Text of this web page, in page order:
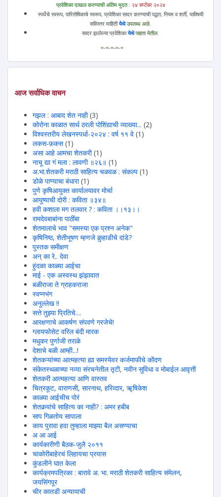
प्रवेशिका दाखल करण्याची अंतिम मुदत : २४ सप्टेंबर २०२४
स्पर्धेचे स्वरूप, पारितोषिकाचे स्वरूप, प्रवेशिका सादर करण्याची पद्धत, नियम व शर्ती, याविषयी
सविस्तर माहितीयेथेउपलब्ध आहे.
सादर झालेल्या प्रवेशिकायेथेपाहता येतील.
=-=-=-=-=
आज सर्वाधिक वाचन
गझल : आबाद शेत नाही (3)
कोरोना काळात सार्थ ठरली पोशिंद्याची व्याख्या... (2)
विश्वस्तरीय लेखनस्पर्धा-२०२४ : वर्ष ११ वे (1)
लकस-फ़कस (1)
असा आहे आमचा शेतकरी (1)
नाचू द्या गं मला : लावणी ॥२६॥ (1)
अ.भा.शेतकरी मराठी साहित्य चळवळ : संकल्प (1)
डोळे पाण्याचा बंधारा (1)
पुणे कृषिआयुक्त कार्यालयावर मोर्चा
आयुष्याची दोरी : कविता ॥३४॥
हवी कशाला मग तलवार ? : कविता ।।१३।।
रामदेवबाबांना पाठींबा
शेतमालाचे भाव "समस्या एक प्रश्न अनेक"
कृषिनिष्ठ, शेतीभूषण म्हणजे कुर्‍हाडीचे दांडे?
पुस्तक समीक्षण
अन् का रे.. देवा
हुंदका काळ्या आईचा
माई - एक अस्वस्थ झंझावात
बळीराजा ते ग्राहकराजा
स्वप्नभंग
अनुल्लेख !!
सत्ते तुझ्या प्रितिचे....
आरक्षणाचे आकर्षण संपवणे गरजेचे!
ग्लायफोसेट वरिल बंदी मारक
मधुकर पुर्णाजी तराळे
देशाचे बळी आम्ही...!
शेतकऱ्यांच्या आत्महत्या ह्या समस्येवर कर्जमाफीचे कोंदण
संकेतस्थळाच्या नव्या संरचनेतील तृटी, नवीन सुविधा व मोबाईल आवृत्ती
शेतकरी आत्महत्या आणि वास्तव
चित्रकूट, वाराणसी, सारनाथ, हरिव्दार, ॠषिकेश
काळ्या आईचीच पोरं
शेतकर्‍यांचे साहित्य का नाही? : अमर हबीब
साप गिळतोय सापाला
काय पुरावा हवा तुम्हाला माझ्या बैल असण्याचा
अ आ आई
कार्यकारीणी बैठक-जुलै २०११
चाकोरीबाहेरचं लिहायचा प्रयास
कुंडलीने घात केला
कार्यक्रमपत्रिका : बारावे अ. भा. मराठी शेतकरी साहित्य संमेलन,
जयसिंगपूर
चीर कातडी अन्यायाची